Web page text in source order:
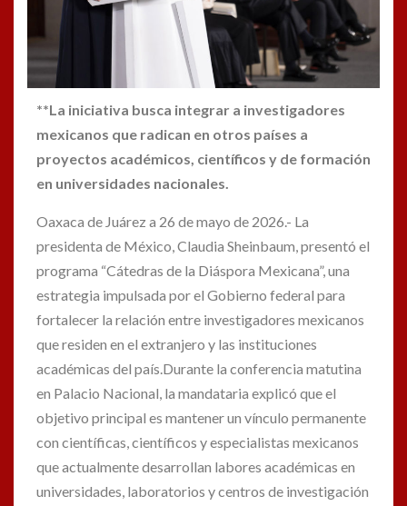
**La iniciativa busca integrar a investigadores
mexicanos que radican en otros países a
proyectos académicos, científicos y de formación
en universidades nacionales.
Oaxaca de Juárez a 26 de mayo de 2026.- La
presidenta de México,Claudia Sheinbaum, presentó el
programa “Cátedras de la Diáspora Mexicana”, una
estrategia impulsada por el Gobierno federal para
fortalecer la relación entre investigadores mexicanos
que residen en el extranjero y las instituciones
académicas del país.Durante la conferencia matutina
en Palacio Nacional, la mandataria explicó que el
objetivo principal es mantener un vínculo permanente
con científicas, científicos y especialistas mexicanos
que actualmente desarrollan labores académicas en
universidades, laboratorios y centros de investigación